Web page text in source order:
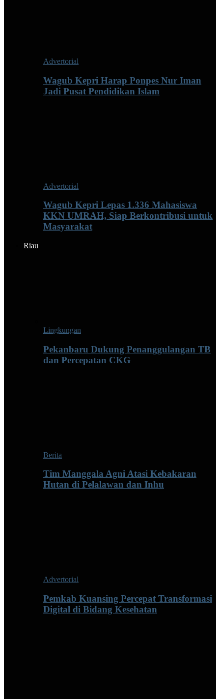
Advertorial
Wagub Kepri Harap Ponpes Nur Iman
Jadi Pusat Pendidikan Islam
Advertorial
Wagub Kepri Lepas 1.336 Mahasiswa
KKN UMRAH, Siap Berkontribusi untuk
Masyarakat
Riau
Lingkungan
Pekanbaru Dukung Penanggulangan TB
dan Percepatan CKG
Berita
Tim Manggala Agni Atasi Kebakaran
Hutan di Pelalawan dan Inhu
Advertorial
Pemkab Kuansing Percepat Transformasi
Digital di Bidang Kesehatan